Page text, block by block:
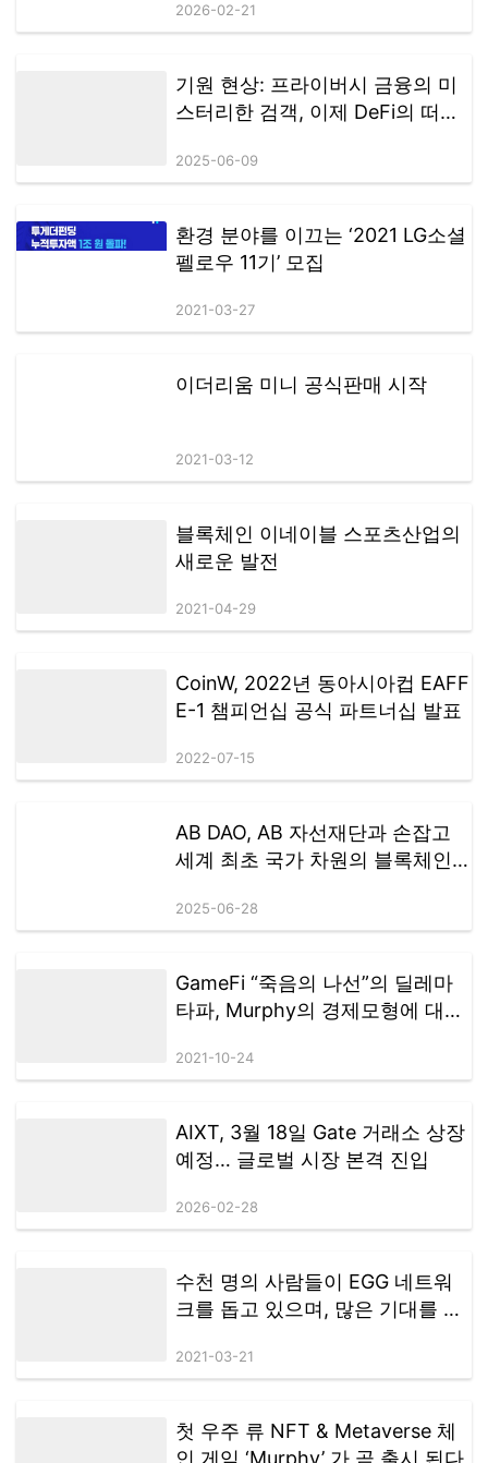
2026-02-21
기원 현상: 프라이버시 금융의 미
스터리한 검객, 이제 DeFi의 떠오
2025-06-09
환경 분야를 이끄는 ‘2021 LG소셜
펠로우 11기’ 모집
2021-03-27
이더리움 미니 공식판매 시작
2021-03-12
블록체인 이네이블 스포츠산업의
새로운 발전
2021-04-29
CoinW, 2022년 동아시아컵 EAFF
E-1 챔피언십 공식 파트너십 발표
2022-07-15
AB DAO, AB 자선재단과 손잡고
세계 최초 국가 차원의 블록체인
2025-06-28
GameFi “죽음의 나선”의 딜레마
타파, Murphy의 경제모형에 대한
2021-10-24
AIXT, 3월 18일 Gate 거래소 상장
예정… 글로벌 시장 본격 진입
2026-02-28
수천 명의 사람들이 EGG 네트워
크를 돕고 있으며, 많은 기대를 모
Consensus Forum이 하이커 우에
2021-03-21
첫 우주 류 NFT & Metaverse 체
인 게임 ‘Murphy’ 가 곧 출시 된다